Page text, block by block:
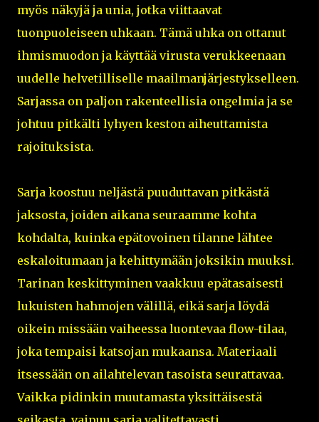
myös näkyjä ja unia, jotka viittaavat
tuonpuoleiseen uhkaan. Tämä uhka on ottanut
ihmismuodon ja käyttää virusta verukkeenaan
uudelle helvetilliselle maailmanjärjestykselleen.
Sarjassa on paljon rakenteellisia ongelmia ja se
johtuu pitkälti lyhyen keston aiheuttamista
rajoituksista.
Sarja koostuu neljästä puuduttavan pitkästä
jaksosta, joiden aikana seuraamme kohta
kohdalta, kuinka epätovoinen tilanne lähtee
eskaloitumaan ja kehittymään joksikin muuksi.
Tarinan keskittyminen vaakkuu epätasaisesti
lukuisten hahmojen välillä, eikä sarja löydä
oikein missään vaiheessa luontevaa flow-tilaa,
joka tempaisi katsojan mukaansa. Materiaali
itsessään on ailahtelevan tasoista seurattavaa.
Vaikka pidinkin muutamasta yksittäisestä